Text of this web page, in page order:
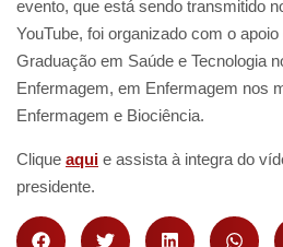
evento, que está sendo transmitido
YouTube, foi organizado com o
Graduação em Saúde e Tecnologia
Enfermagem, em Enfermagem nos
Enfermagem e Biociência.
Clique aqui e assista à integra do
presidente.